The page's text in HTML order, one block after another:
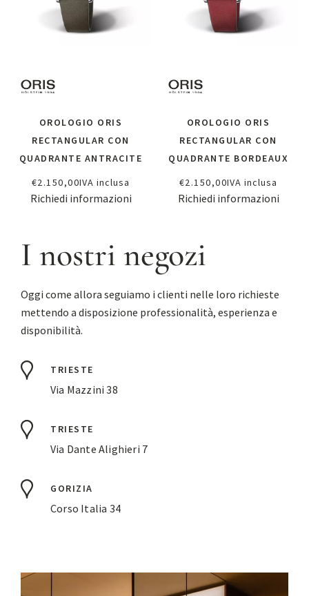
OROLOGIO ORIS
RECTANGULAR CON
QUADRANTE ANTRACITE
€2.150,00IVA inclusa
Richiedi informazioni
OROLOGIO ORIS
RECTANGULAR CON
QUADRANTE BORDEAUX
€2.150,00IVA inclusa
Richiedi informazioni
I nostri negozi
Oggi come allora seguiamo i clienti nelle loro richieste
mettendo a disposizione professionalità, esperienza e
disponibilità.
TRIESTE
Via Mazzini 38
TRIESTE
Via Dante Alighieri 7
GORIZIA
Corso Italia 34